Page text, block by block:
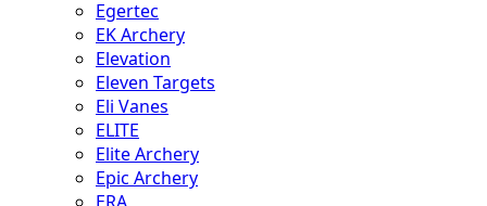
Egertec
EK Archery
Elevation
Eleven Targets
Eli Vanes
ELITE
Elite Archery
Epic Archery